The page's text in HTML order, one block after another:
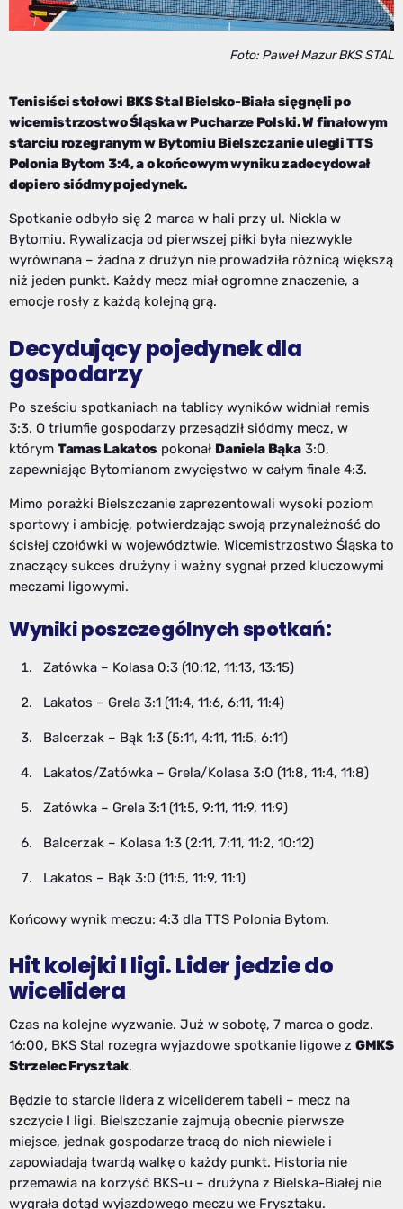
Foto: Paweł Mazur BKS STAL
Tenisiści stołowi BKS Stal Bielsko-Białasięgnęli po
wicemistrzostwo Śląska w Pucharze Polski. W finałowym
starciu rozegranym w Bytomiu Bielszczanie ulegliTTS
Polonia Bytom3:4, a o końcowym wyniku zadecydował
dopiero siódmy pojedynek.
Spotkanie odbyło się 2 marca w hali przy ul. Nickla w
Bytomiu. Rywalizacja od pierwszej piłki była niezwykle
wyrównana – żadna z drużyn nie prowadziła różnicą większą
niż jeden punkt. Każdy mecz miał ogromne znaczenie, a
emocje rosły z każdą kolejną grą.
Decydujący pojedynek dla
gospodarzy
Po sześciu spotkaniach na tablicy wyników widniał remis
3:3. O triumfie gospodarzy przesądził siódmy mecz, w
którym Tamas Lakatos pokonał Daniela Bąka3:0,
zapewniając Bytomianom zwycięstwo w całym finale 4:3.
Mimo porażki Bielszczanie zaprezentowali wysoki poziom
sportowy i ambicję, potwierdzając swoją przynależność do
ścisłej czołówki w województwie. Wicemistrzostwo Śląska to
znaczący sukces drużyny i ważny sygnał przed kluczowymi
meczami ligowymi.
Wyniki poszczególnych spotkań:
Zatówka – Kolasa 0:3 (10:12, 11:13, 13:15)
Lakatos – Grela 3:1 (11:4, 11:6, 6:11, 11:4)
Balcerzak – Bąk 1:3 (5:11, 4:11, 11:5, 6:11)
Lakatos/Zatówka – Grela/Kolasa 3:0 (11:8, 11:4, 11:8)
Zatówka – Grela 3:1 (11:5, 9:11, 11:9, 11:9)
Balcerzak – Kolasa 1:3 (2:11, 7:11, 11:2, 10:12)
Lakatos – Bąk 3:0 (11:5, 11:9, 11:1)
Końcowy wynik meczu: 4:3 dla TTS Polonia Bytom.
Hit kolejki I ligi. Lider jedzie do
wicelidera
Czas na kolejne wyzwanie. Już w sobotę, 7 marca o godz.
16:00, BKS Stal rozegra wyjazdowe spotkanie ligowe z GMKS
Strzelec Frysztak.
Będzie to starcie lidera z wiceliderem tabeli – mecz na
szczycie I ligi. Bielszczanie zajmują obecnie pierwsze
miejsce, jednak gospodarze tracą do nich niewiele i
zapowiadają twardą walkę o każdy punkt. Historia nie
przemawia na korzyść BKS-u – drużyna z Bielska-Białej nie
wygrała dotąd wyjazdowego meczu we Frysztaku.